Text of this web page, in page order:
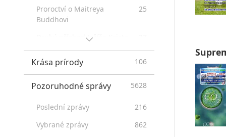
Proroctví o Maitreya
Buddhovi
25
Druhý příchod Ježíše Krista
Prophecies of the End Times
26
New Age
12
Krása prírody 106
Pozoruhodné správy 5628
Poslední zprávy
216
Vybrané zprávy
862